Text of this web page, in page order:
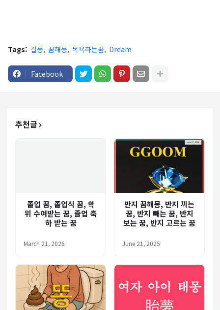
Tags: 길몽 꿈해몽 목욕하는꿈 Dream
Facebook
추천글
졸업 꿈, 졸업식 꿈, 학
위 수여받는 꿈, 졸업 축
하 받는 꿈
March 21, 2026
반지 꿈해몽, 반지 끼는
꿈, 반지 빼는 꿈, 반지
보는 꿈, 반지 고르는 꿈
June 21, 2025